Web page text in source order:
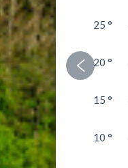
10 °
15 °
20 °
25 °